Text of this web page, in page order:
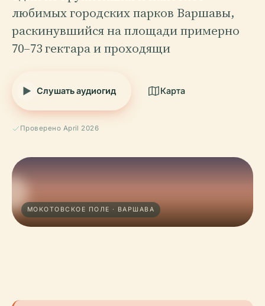
любимых городских парков Варшавы,
раскинувшийся на площади примерно
70–73 гектара и проходящи
Слушать аудиогид Карта
Проверено April 2026
МОКОТОВСКОЕ ПОЛЕ · ВАРШАВА